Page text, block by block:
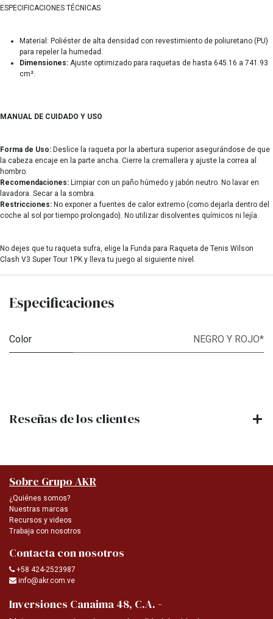
ESPECIFICACIONES TÉCNICAS
Material: Poliéster de alta densidad con revestimiento de poliuretano (PU)
para repeler la humedad.
Dimensiones: Ajuste optimizado para raquetas de hasta 645.16 a 741.93
cm².
MANUAL DE CUIDADO Y USO
Forma de Uso: Deslice la raqueta por la abertura superior asegurándose de que
la cabeza encaje en la parte ancha. Cierre la cremallera y ajuste la correa al
hombro.
Recomendaciones: Limpiar con un paño húmedo y jabón neutro. No lavar en
lavadora. Secar a la sombra.
Restricciones: No exponer a fuentes de calor extremo (como dejarla dentro del
coche al sol por tiempo prolongado). No utilizar disolventes químicos ni lejía.
No dejes que tu raqueta sufra, elige la Funda para Raqueta de Tenis Wilson
Clash V3 Super Tour 1PK y lleva tu juego al siguiente nivel.
Especificaciones
Color NEGRO Y ROJO*
Reseñas de los clientes
Sobre Grupo AKR
¿Quiénes somos?
Nuestras marcas
Recursos y videos
Trabaja con nosotros
Contacta con nosotros
+58 424-2523987
info@akr.com.ve
Inversiones Canaima 48, C.A. -